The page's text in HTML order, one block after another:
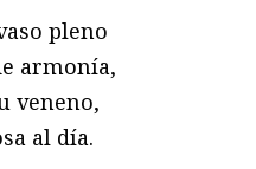
pleno
armonía,
veneno,
al día.